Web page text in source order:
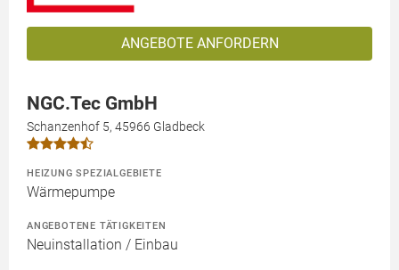
ANGEBOTE ANFORDERN
NGC.Tec GmbH
Schanzenhof 5, 45966 Gladbeck
HEIZUNG SPEZIALGEBIETE
Wärmepumpe
ANGEBOTENE TÄTIGKEITEN
Neuinstallation / Einbau